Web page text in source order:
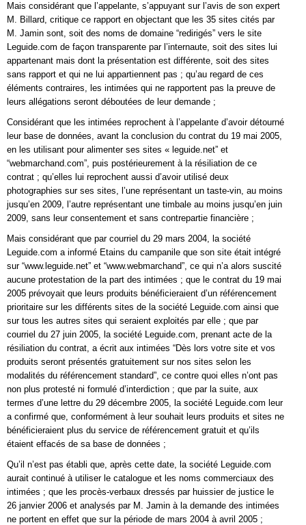
Mais considérant que l’appelante, s’appuyant sur l’avis de son expert
M. Billard, critique ce rapport en objectant que les 35 sites cités par
M. Jamin sont, soit des noms de domaine “redirigés” vers le site
Leguide.com de façon transparente par l’internaute, soit des sites lui
appartenant mais dont la présentation est différente, soit des sites
sans rapport et qui ne lui appartiennent pas ; qu’au regard de ces
éléments contraires, les intimées qui ne rapportent pas la preuve de
leurs allégations seront déboutées de leur demande ;
Considérant que les intimées reprochent à l’appelante d’avoir détourné
leur base de données, avant la conclusion du contrat du 19 mai 2005,
en les utilisant pour alimenter ses sites « leguide.net” et
“webmarchand.com”, puis postérieurement à la résiliation de ce
contrat ; qu’elles lui reprochent aussi d’avoir utilisé deux
photographies sur ses sites, l’une représentant un taste-vin, au moins
jusqu’en 2009, l’autre représentant une timbale au moins jusqu’en juin
2009, sans leur consentement et sans contrepartie financière ;
Mais considérant que par courriel du 29 mars 2004, la société
Leguide.com a informé Etains du campanile que son site était intégré
sur “www.leguide.net” et “www.webmarchand”, ce qui n’a alors suscité
aucune protestation de la part des intimées ; que le contrat du 19 mai
2005 prévoyait que leurs produits bénéficieraient d’un référencement
prioritaire sur les différents sites de la société Leguide.com ainsi que
sur tous les autres sites qui seraient exploités par elle ; que par
courriel du 27 juin 2005, la société Leguide.com, prenant acte de la
résiliation du contrat, a écrit aux intimées “Dès lors votre site et vos
produits seront présentés gratuitement sur nos sites selon les
modalités du référencement standard”, ce contre quoi elles n’ont pas
non plus protesté ni formulé d’interdiction ; que par la suite, aux
termes d’une lettre du 29 décembre 2005, la société Leguide.com leur
a confirmé que, conformément à leur souhait leurs produits et sites ne
bénéficieraient plus du service de référencement gratuit et qu’ils
étaient effacés de sa base de données ;
Qu’il n’est pas établi que, après cette date, la société Leguide.com
aurait continué à utiliser le catalogue et les noms commerciaux des
intimées ; que les procès-verbaux dressés par huissier de justice le
26 janvier 2006 et analysés par M. Jamin à la demande des intimées
ne portent en effet que sur la période de mars 2004 à avril 2005 ;